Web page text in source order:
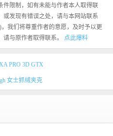
件限制，如有未能与作者本人取得联
或发现有错误之处，请与本网站联系
，我们将尊重作者的意愿，及时予以更
与原作者取得联系。 点此爆料
PRO 3D GTX
女士抓绒夹克